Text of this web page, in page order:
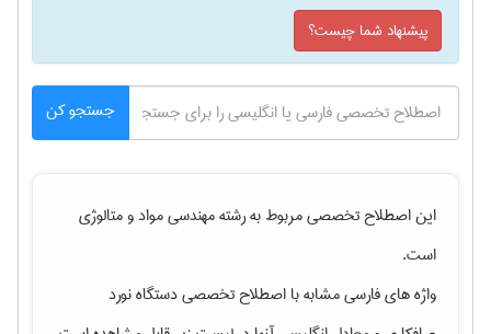
پیشنهاد شما چیست؟
جستجو کن
این اصطلاح تخصصی مربوط به رشتهمهندسی مواد و متالوژی
است.
واژه های فارسی مشابه با اصطلاح تخصصیدستگاه نورد